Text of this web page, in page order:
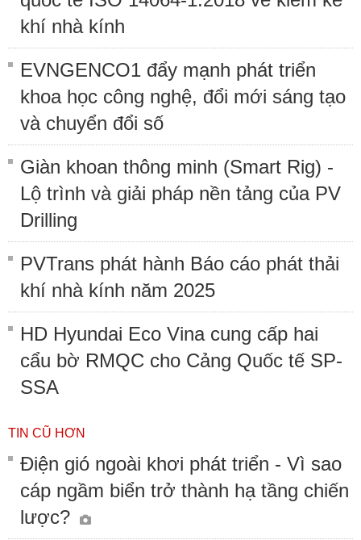
khí nhà kính
EVNGENCO1 đẩy mạnh phát triển
khoa học công nghệ, đổi mới sáng tạo
và chuyển đổi số
Giàn khoan thông minh (Smart Rig) -
Lộ trình và giải pháp nền tảng của PV
Drilling
PVTrans phát hành Báo cáo phát thải
khí nhà kính năm 2025
HD Hyundai Eco Vina cung cấp hai
cẩu bờ RMQC cho Cảng Quốc tế SP-
SSA
TIN CŨ HƠN
Điện gió ngoài khơi phát triển - Vì sao
cáp ngầm biển trở thành hạ tầng chiến
lược?